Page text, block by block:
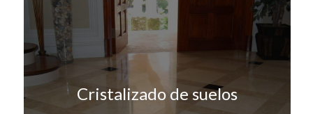
Cristalizado de suelos